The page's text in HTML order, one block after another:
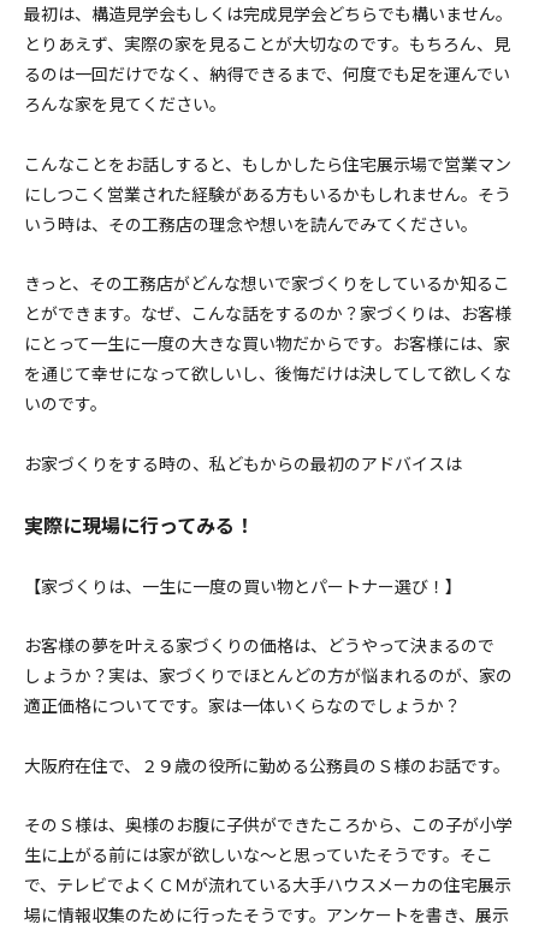
最初は、構造見学会もしくは完成見学会どちらでも構いません。
とりあえず、実際の家を見ることが大切なのです。もちろん、見
るのは一回だけでなく、納得できるまで、何度でも足を運んでい
ろんな家を見てください。
こんなことをお話しすると、もしかしたら住宅展示場で営業マン
にしつこく営業された経験がある方もいるかもしれません。そう
いう時は、その工務店の理念や想いを読んでみてください。
きっと、その工務店がどんな想いで家づくりをしているか知るこ
とができます。なぜ、こんな話をするのか？家づくりは、お客様
にとって一生に一度の大きな買い物だからです。お客様には、家
を通じて幸せになって欲しいし、後悔だけは決してして欲しくな
いのです。
お家づくりをする時の、私どもからの最初のアドバイスは
実際に現場に行ってみる！
【家づくりは、一生に一度の買い物とパートナー選び！】
お客様の夢を叶える家づくりの価格は、どうやって決まるので
しょうか？実は、家づくりでほとんどの方が悩まれるのが、家の
適正価格についてです。家は一体いくらなのでしょうか？
大阪府在住で、２９歳の役所に勤める公務員のＳ様のお話です。
そのＳ様は、奥様のお腹に子供ができたころから、この子が小学
生に上がる前には家が欲しいな～と思っていたそうです。そこ
で、テレビでよくＣＭが流れている大手ハウスメーカの住宅展示
場に情報収集のために行ったそうです。アンケートを書き、展示